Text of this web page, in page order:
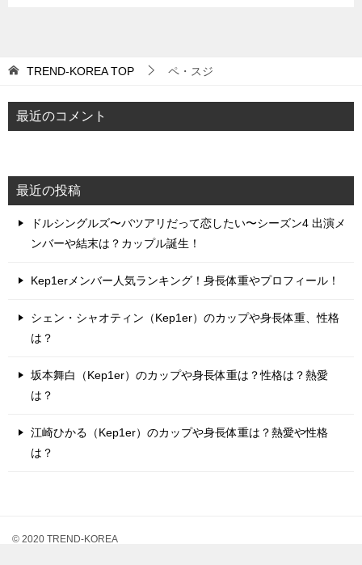
TREND-KOREATOP ペ・スジ
最近のコメント
最近の投稿
ドルシングルズ〜バツアリだって恋したい〜シーズン4 出演メ
ンバーや結末は？カップル誕生！
Kep1erメンバー人気ランキング！身長体重やプロフィール！
シェン・シャオティン（Kep1er）のカップや身長体重、性格
は？
坂本舞白（Kep1er）のカップや身長体重は？性格は？熱愛
は？
江崎ひかる（Kep1er）のカップや身長体重は？熱愛や性格
は？
© 2020 TREND-KOREA